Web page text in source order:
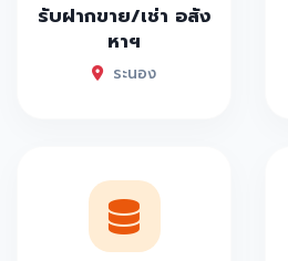
รับฝากขาย/เช่า อสัง
หาฯ
ระนอง